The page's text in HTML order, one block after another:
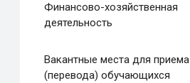
Финансово-хозяйственная
деятельность
Вакантные места для приема
(перевода) обучающихся